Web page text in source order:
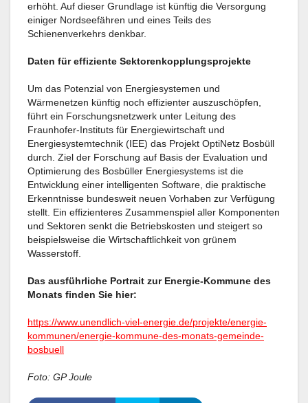
erhöht. Auf dieser Grundlage ist künftig die Versorgung
einiger Nordseefähren und eines Teils des
Schienenverkehrs denkbar.
Daten für effiziente Sektorenkopplungsprojekte
Um das Potenzial von Energiesystemen und
Wärmenetzen künftig noch effizienter auszuschöpfen,
führt ein Forschungsnetzwerk unter Leitung des
Fraunhofer-Instituts für Energiewirtschaft und
Energiesystemtechnik (IEE) das Projekt OptiNetz Bosbüll
durch. Ziel der Forschung auf Basis der Evaluation und
Optimierung des Bosbüller Energiesystems ist die
Entwicklung einer intelligenten Software, die praktische
Erkenntnisse bundesweit neuen Vorhaben zur Verfügung
stellt. Ein effizienteres Zusammenspiel aller Komponenten
und Sektoren senkt die Betriebskosten und steigert so
beispielsweise die Wirtschaftlichkeit von grünem
Wasserstoff.
Das ausführliche Portrait zur Energie-Kommune des
Monats finden Sie hier:
https://www.unendlich-viel-energie.de/projekte/energie-
kommunen/energie-kommune-des-monats-gemeinde-
bosbuell
Foto: GP Joule